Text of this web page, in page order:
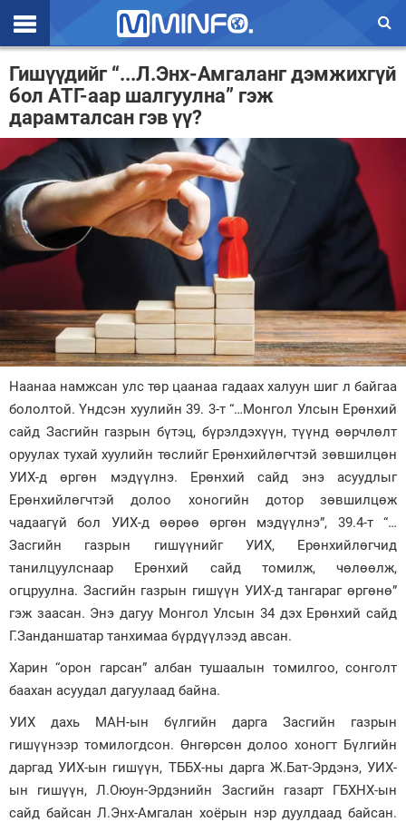
Эхлэл
Цаг агаар
Валют ханш
Улс төр
Эдийн засаг
Үзэл бодол
Нийгэм
Дэлхий
Зурхай
Гишүүдийг “...Л.Энх-Амгаланг дэмжихгүй
бол АТГ-аар шалгуулна” гэж
дарамталсан гэв үү?
Наанаа намжсан улс төр цаанаа гадаах халуун шиг л байгаа
бололтой. Үндсэн хуулийн 39. 3-т “…Монгол Улсын Ерөнхий
сайд Засгийн газрын бүтэц, бүрэлдэхүүн, түүнд өөрчлөлт
оруулах тухай хуулийн төслийг Ерөнхийлөгчтэй зөвшилцөн
УИХ-д өргөн мэдүүлнэ. Ерөнхий сайд энэ асуудлыг
Ерөнхийлөгчтэй долоо хоногийн дотор зөвшилцөж
чадаагүй бол УИХ-д өөрөө өргөн мэдүүлнэ”, 39.4-т “…
Засгийн газрын гишүүнийг УИХ, Ерөнхийлөгчид
танилцуулснаар Ерөнхий сайд томилж, чөлөөлж,
огцруулна. Засгийн газрын гишүүн УИХ-д тангараг өргөнө”
гэж заасан. Энэ дагуу Монгол Улсын 34 дэх Ерөнхий сайд
Г.Занданшатар танхимаа бүрдүүлээд авсан.
Харин “орон гарсан” албан тушаалын томилгоо, сонголт
баахан асуудал дагуулаад байна.
УИХ дахь МАН-ын бүлгийн дарга Засгийн газрын
гишүүнээр томилогдсон. Өнгөрсөн долоо хоногт Бүлгийн
даргад УИХ-ын гишүүн, ТББХ-ны дарга Ж.Бат-Эрдэнэ, УИХ-
ын гишүүн, Л.Оюун-Эрдэнийн Засгийн газарт ГБХНХ-ын
сайд байсан Л.Энх-Амгалан хоёрын нэр дуулдаад байсан.